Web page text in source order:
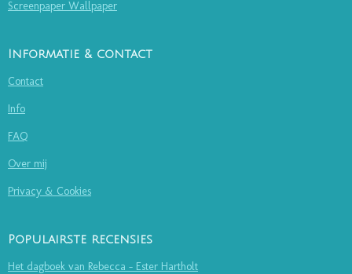
Screenpaper Wallpaper
Informatie & contact
Contact
Info
FAQ
Over mij
Privacy & Cookies
Populairste recensies
Het dagboek van Rebecca - Ester Hartholt